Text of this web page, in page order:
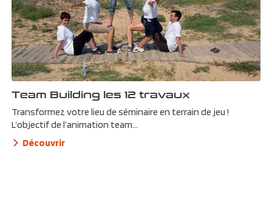
Team Building les 12 travaux
Transformez votre lieu de séminaire en terrain de jeu !
L’objectif de l’animation team...
Découvrir